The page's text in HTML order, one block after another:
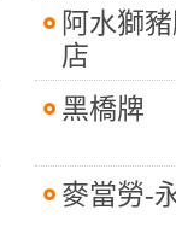
阿水獅
店
黑橋牌
麥當勞-